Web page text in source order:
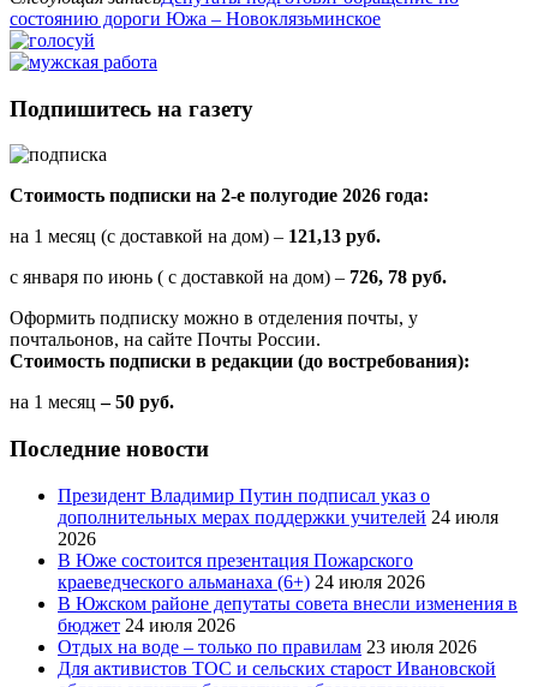
состоянию дороги Южа – Новоклязьминское
Подпишитесь на газету
Стоимость подписки на 2-е полугодие 2026 года:
на 1 месяц (с доставкой на дом) – 121,13 руб.
с января по июнь ( с доставкой на дом) – 726, 78 руб.
Оформить подписку можно в отделения почты, у
почтальонов, на сайте Почты России.
Стоимость подписки в редакции (до востребования):
на 1 месяц – 50 руб.
Последние новости
Президент Владимир Путин подписал указ о
дополнительных мерах поддержки учителей 24 июля
2026
В Юже состоится презентация Пожарского
краеведческого альманаха (6+) 24 июля 2026
В Южском районе депутаты совета внесли изменения в
бюджет 24 июля 2026
Отдых на воде – только по правилам 23 июля 2026
Для активистов ТОС и сельских старост Ивановской